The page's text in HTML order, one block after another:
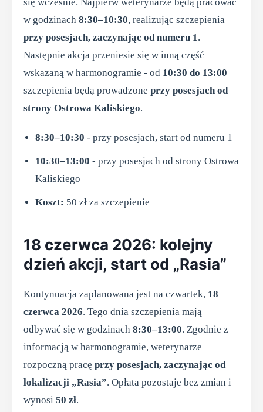
w godzinach 8:30–10:30, realizując szczepienia
przy posesjach, zaczynając od numeru 1.
Następnie akcja przeniesie się w inną część
wskazaną w harmonogramie - od 10:30 do 13:00
szczepienia będą prowadzone przy posesjach od
strony Ostrowa Kaliskiego.
8:30–10:30 - przy posesjach, start od numeru 1
10:30–13:00 - przy posesjach od strony Ostrowa
Kaliskiego
Koszt: 50 zł za szczepienie
18 czerwca 2026: kolejny
dzień akcji, start od „Rasia”
Kontynuacja zaplanowana jest na czwartek, 18
czerwca 2026. Tego dnia szczepienia mają
odbywać się w godzinach 8:30–13:00. Zgodnie z
informacją w harmonogramie, weterynarze
rozpoczną pracę przy posesjach, zaczynając od
lokalizacji „Rasia”. Opłata pozostaje bez zmian i
wynosi 50 zł.